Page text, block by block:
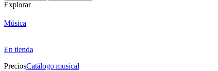
Explorar
Música
En tienda
PreciosCatálogo musical